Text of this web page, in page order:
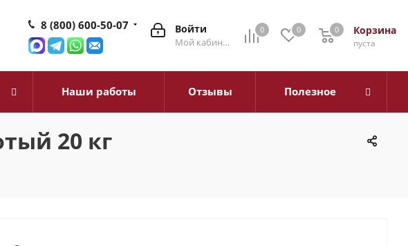
0 0 Корзина
0
пуста
0
Войти
Мой кабинет
8 (800) 600-50-07
Наши работы Отзывы Полезное
20 кг